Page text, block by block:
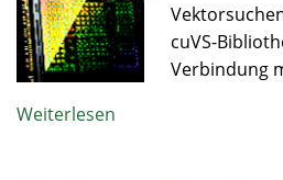
cuVS-
Verbindung
Weiterlesen